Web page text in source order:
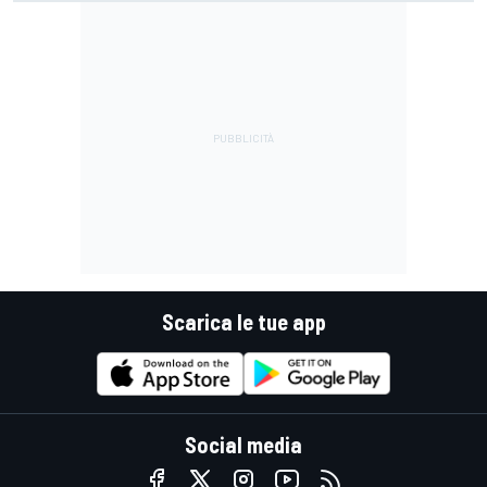
Scarica le tue app
Social media